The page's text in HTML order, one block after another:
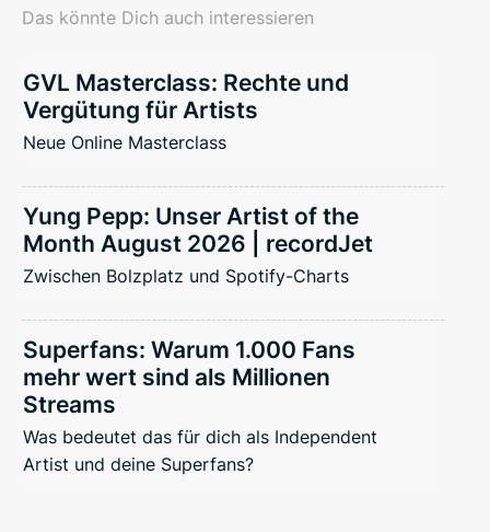
Das könnte Dich auch interessieren
GVL Masterclass: Rechte und
Vergütung für Artists
Neue Online Masterclass
Yung Pepp: Unser Artist of the
Month August 2026 | recordJet
Zwischen Bolzplatz und Spotify-Charts
Superfans: Warum 1.000 Fans
mehr wert sind als Millionen
Streams
Was bedeutet das für dich als Independent
Artist und deine Superfans?